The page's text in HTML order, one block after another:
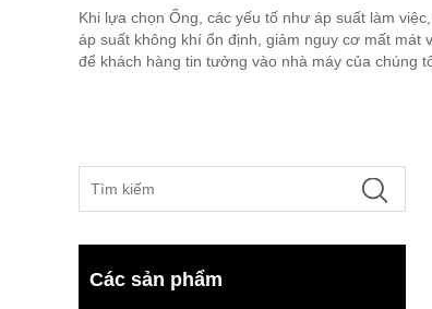
Khi lựa chọn Ống, các yếu tố như áp suất làm
áp suất không khí ổn định, giảm nguy cơ mất
để khách hàng tin tưởng vào nhà máy của chúng
Các sản phẩm